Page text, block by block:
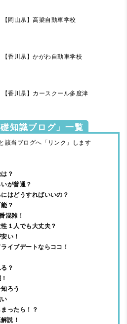
【岡山県】高梁自動車学校
【香川県】かがわ自動車学校
【香川県】カースクール多度津
知識ブログ」一覧
該当ブログへ「リンク」します
？
が普通？
はどうすればいいの？
？
混雑！
１人でも大丈夫？
い！
イブデートならココ！
？
ろう
ったら！？
説！